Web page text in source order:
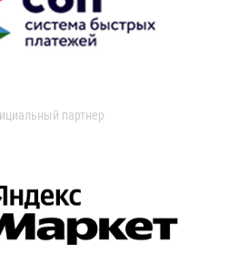
партнер